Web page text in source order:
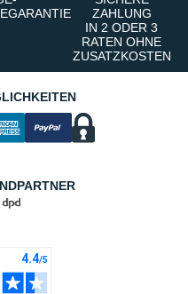
ZAHLUNG
IN 2 ODER 3
RATEN OHNE
ZUSATZKOSTEN